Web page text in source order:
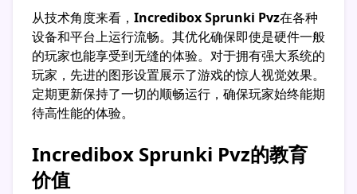
从技术角度来看， Incredibox Sprunki Pvz在各种
设备和平台上运行流畅。其优化确保即使是硬件一般
的玩家也能享受到无缝的体验。对于拥有强大系统的
玩家，先进的图形设置展示了游戏的惊人视觉效果。
定期更新保持了一切的顺畅运行，确保玩家始终能期
待高性能的体验。
Incredibox Sprunki Pvz的教育
价值